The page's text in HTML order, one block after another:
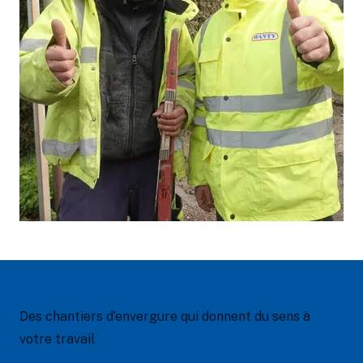
Des chantiers d’envergure qui donnent du sens à
votre travail